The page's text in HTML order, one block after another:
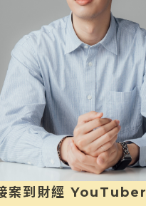
案到財經 YouTuber